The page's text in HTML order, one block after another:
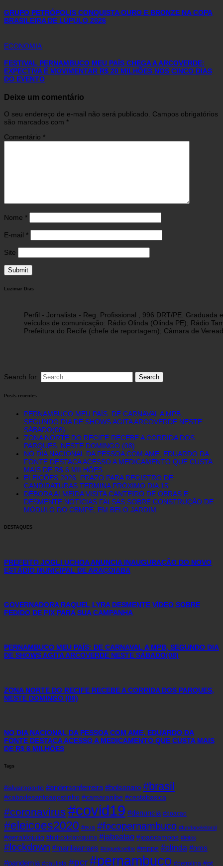
GRUPO PETRÓPOLIS CONQUISTA OURO E BRONZE NA COPA
BRASILEIRA DE LÚPULO 2026
ECONOMIA
FESTIVAL PERNAMBUCO MEU PAÍS CHEGA A ARCOVERDE:
EXPECTIVA É MOVIMENTAR R$ 20 MILHÕES NOS CINCO DIAS
DO EVENTO
Deixe um comentário
O seu endereço de e-mail não será publicado. Campos obrigatórios
são marcados com *
Comentário *
Nome *
E-mail *
Site
Luzimar Dias
Perfil - Jornalista - Reg. Profissional , 996 DRT/PE.
veículos de comunicação: Rádio Olinda (Olinda PE); Rádio
Prefeitura do Recife (chefe de reportagem); Câmara de
Search for:
Posts recentes
PERNAMBUCO MEU PAÍS: DE CARNAVAL A MPB,
SEGUNDO DIA DE SHOWS AGITA ARCOVERDE NESTE
SÁBADO(08)
ZONA NORTE DO RECIFE RECEBE A CORRIDA DOS
PARQUES, NESTE DOMINGO (08)
NO DIA NACIONAL DA PESSOA COM AME, EDUARDO DA
FONTE DESTACA ACESSO A MEDICAMENTO QUE CUSTA
MAIS DE R$ 6 MILHÕES
ELEIÇÕES 2026: PRAZO PARA REGISTRO DE
CANDIDATURAS TERMINA PRÓXIMO DIA 15
DÉBORA ALMEIDA VISITA CANTEIRO DE OBRAS E
DESMENTE NOTÍCIAS FALSAS SOBRE CONSTRUÇÃO DE
MÓDULO DO CBMPE, EM BELO JARDIM
DESTAQUES
PREFEITO JOGLI UCHOA ANUNCIA INAUGURAÇÃO DO NOVO
ESTÁDIO MUNICIPAL DE ARAÇOIABA
GOVERNADORA RAQUEL LYRA DESMENTE VÍDEO SOBRE
PEDIDO DE PIX PARA SUA CAMPANHA
PERNAMBUCO MEU PAÍS: DE CARNAVAL A MPB, SEGUNDO DIA
DE SHOWS AGITA ARCOVERDE NESTE SÁBADO(08)
ZONA NORTE DO RECIFE RECEBE A CORRIDA DOS PARQUES,
NESTE DOMINGO (08)
NO DIA NACIONAL DA PESSOA COM AME, EDUARDO DA
FONTE DESTACA ACESSO A MEDICAMENTO QUE CUSTA MAIS
DE R$ 6 MILHÕES
Tags
#alvaroporto #andersonferreira #bolsonaro #brasil
#cabodesantoagostinho #camaragibe #cestabasica
#coronavirus #covid19 #denuncia #doacao
#eleicoes2020 #eua #focopernambuco #fundaoeleitoral
#geraldojulio #hidroxicloroquina #jaboatao #joaocampos #leitos
#lockdown #mariliaarraes #miguelcoelho #mppe #olinda #oms
#pandemia #paulista #pcr#pernambuco #petrolina #pt